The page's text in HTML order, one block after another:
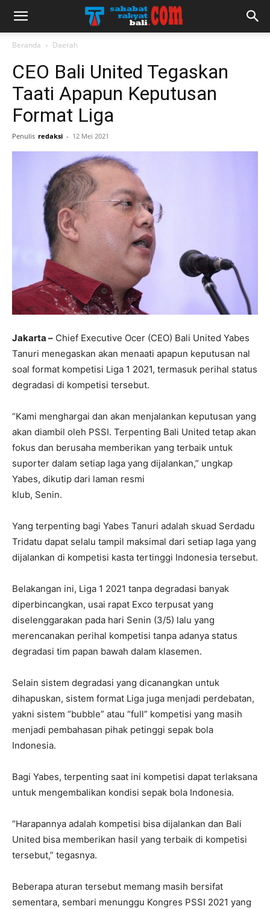
Beranda Daerah
CEO Bali United Tegaskan
Taati Apapun Keputusan
Format Liga
Penulis redaksi - 12 Mei 2021
Jakarta – Chief Executive Ocer (CEO) Bali United Yabes
Tanuri menegaskan akan menaati apapun keputusan nal
soal format kompetisi Liga 1 2021, termasuk perihal status
degradasi di kompetisi tersebut.
“Kami menghargai dan akan menjalankan keputusan yang
akan diambil oleh PSSI. Terpenting Bali United tetap akan
fokus dan berusaha memberikan yang terbaik untuk
suporter dalam setiap laga yang dijalankan,” ungkap
Yabes, dikutip dari laman resmi
klub, Senin.
Yang terpenting bagi Yabes Tanuri adalah skuad Serdadu
Tridatu dapat selalu tampil maksimal dari setiap laga yang
dijalankan di kompetisi kasta tertinggi Indonesia tersebut.
Belakangan ini, Liga 1 2021 tanpa degradasi banyak
diperbincangkan, usai rapat Exco terpusat yang
diselenggarakan pada hari Senin (3/5) lalu yang
merencanakan perihal kompetisi tanpa adanya status
degradasi tim papan bawah dalam klasemen.
Selain sistem degradasi yang dicanangkan untuk
dihapuskan, sistem format Liga juga menjadi perdebatan,
yakni sistem “bubble” atau “full” kompetisi yang masih
menjadi pembahasan pihak petinggi sepak bola
Indonesia.
Bagi Yabes, terpenting saat ini kompetisi dapat terlaksana
untuk mengembalikan kondisi sepak bola Indonesia.
“Harapannya adalah kompetisi bisa dijalankan dan Bali
United bisa memberikan hasil yang terbaik di kompetisi
tersebut,” tegasnya.
Beberapa aturan tersebut memang masih bersifat
sementara, sembari menunggu Kongres PSSI 2021 yang